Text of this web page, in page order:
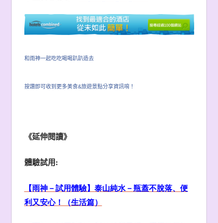
和雨神一起吃吃喝喝趴趴造去
按讚即可收到更多美食&旅遊景點分享資訊唷！
《延伸閱讀》
體驗試用 :
【雨神－試用體驗】泰山純水－瓶蓋不脫落、便
利又安心！（生活篇）